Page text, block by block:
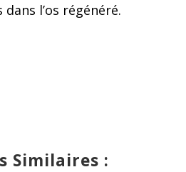
l’os régénéré.
Similaires :